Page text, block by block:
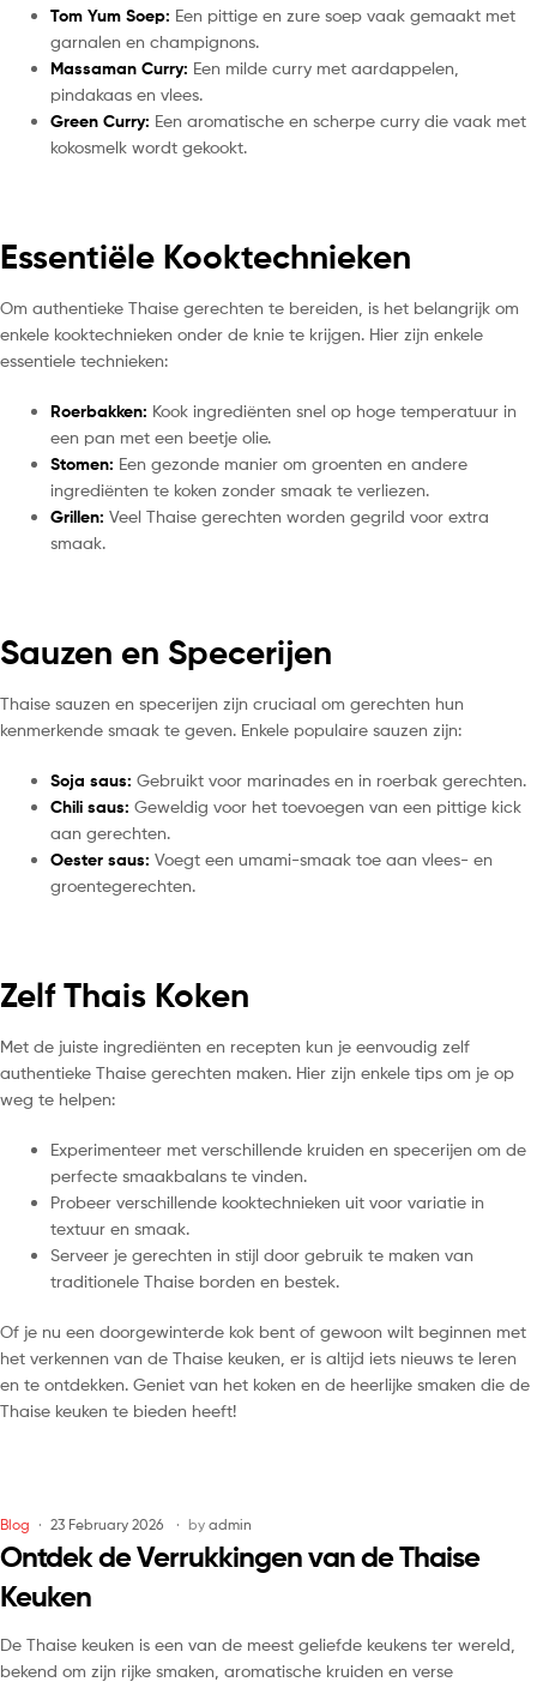
Tom Yum Soep: Een pittige en zure soep vaak gemaakt met
garnalen en champignons.
Massaman Curry: Een milde curry met aardappelen,
pindakaas en vlees.
Green Curry: Een aromatische en scherpe curry die vaak met
kokosmelk wordt gekookt.
Essentiële Kooktechnieken
Om authentieke Thaise gerechten te bereiden, is het belangrijk om
enkele kooktechnieken onder de knie te krijgen. Hier zijn enkele
essentiele technieken:
Roerbakken: Kook ingrediënten snel op hoge temperatuur in
een pan met een beetje olie.
Stomen: Een gezonde manier om groenten en andere
ingrediënten te koken zonder smaak te verliezen.
Grillen: Veel Thaise gerechten worden gegrild voor extra
smaak.
Sauzen en Specerijen
Thaise sauzen en specerijen zijn cruciaal om gerechten hun
kenmerkende smaak te geven. Enkele populaire sauzen zijn:
Soja saus: Gebruikt voor marinades en in roerbak gerechten.
Chili saus: Geweldig voor het toevoegen van een pittige kick
aan gerechten.
Oester saus: Voegt een umami-smaak toe aan vlees- en
groentegerechten.
Zelf Thais Koken
Met de juiste ingrediënten en recepten kun je eenvoudig zelf
authentieke Thaise gerechten maken. Hier zijn enkele tips om je op
weg te helpen:
Experimenteer met verschillende kruiden en specerijen om de
perfecte smaakbalans te vinden.
Probeer verschillende kooktechnieken uit voor variatie in
textuur en smaak.
Serveer je gerechten in stijl door gebruik te maken van
traditionele Thaise borden en bestek.
Of je nu een doorgewinterde kok bent of gewoon wilt beginnen met
het verkennen van de Thaise keuken, er is altijd iets nieuws te leren
en te ontdekken. Geniet van het koken en de heerlijke smaken die de
Thaise keuken te bieden heeft!
Blog 23 February 2026 by admin
Ontdek de Verrukkingen van de Thaise
Keuken
De Thaise keuken is een van de meest geliefde keukens ter wereld,
bekend om zijn rijke smaken, aromatische kruiden en verse